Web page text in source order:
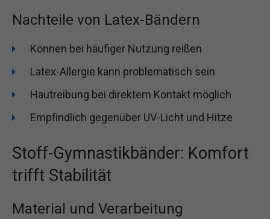
Nachteile von Latex-Bändern
Können bei häufiger Nutzung reißen
Latex-Allergie kann problematisch sein
Hautreibung bei direktem Kontakt möglich
Empfindlich gegenüber UV-Licht und Hitze
Stoff-Gymnastikbänder: Komfort
trifft Stabilität
Material und Verarbeitung